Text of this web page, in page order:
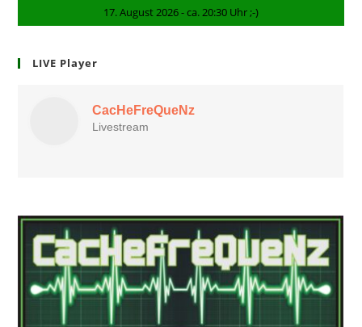
17. August 2026 - ca. 20:30 Uhr ;-)
LIVE Player